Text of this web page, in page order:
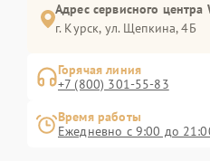
Адрес сервисного
г. Курск, ул. Щепкина, 4Б
Горячая линия
+7 (800) 301-55-83
Время работы
Ежедневно с 9:00 до